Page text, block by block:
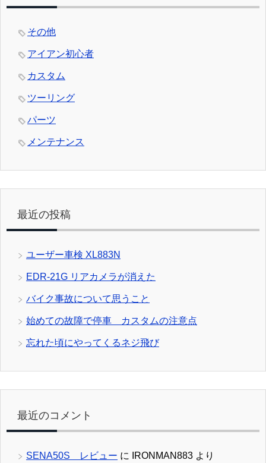
その他
アイアン初心者
カスタム
ツーリング
パーツ
メンテナンス
最近の投稿
ユーザー車検 XL883N
EDR-21G リアカメラが消えた
バイク事故について思うこと
始めての故障で停車 カスタムの注意点
忘れた頃にやってくるネジ飛び
最近のコメント
SENA50S レビュー に IRONMAN883 より